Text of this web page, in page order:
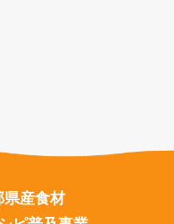
県産食材